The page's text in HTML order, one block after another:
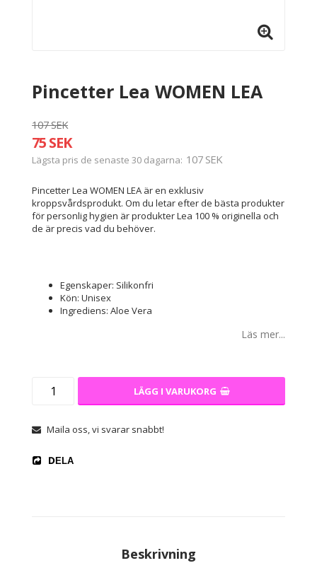
Pincetter Lea WOMEN LEA
107 SEK
75 SEK
Lägsta pris de senaste 30 dagarna 107 SEK
Pincetter Lea WOMEN LEA är en exklusiv
kroppsvårdsprodukt. Om du letar efter de bästa produkter
för personlig hygien är produkter Lea 100 % originella och
de är precis vad du behöver.
Egenskaper: Silikonfri
Kön: Unisex
Ingrediens: Aloe Vera
Läs mer...
LÄGG I VARUKORG
Maila oss, vi svarar snabbt!
DELA
Beskrivning